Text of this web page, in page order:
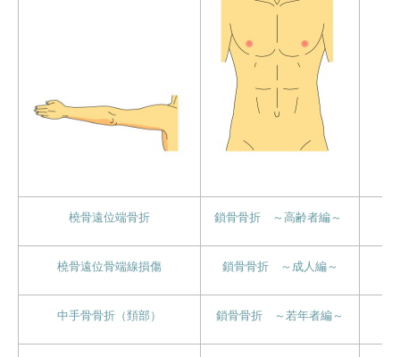
橈骨遠位端骨折 鎖骨骨折 ～高齢者編～
橈骨遠位骨端線損傷 鎖骨骨折 ～成人編～
中手骨骨折（頚部） 鎖骨骨折 ～若年者編～